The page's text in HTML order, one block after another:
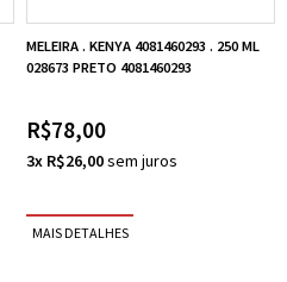
MELEIRA . KENYA 4081460293 . 250 ML
028673 PRETO 4081460293
R$78,00
3x R$26,00